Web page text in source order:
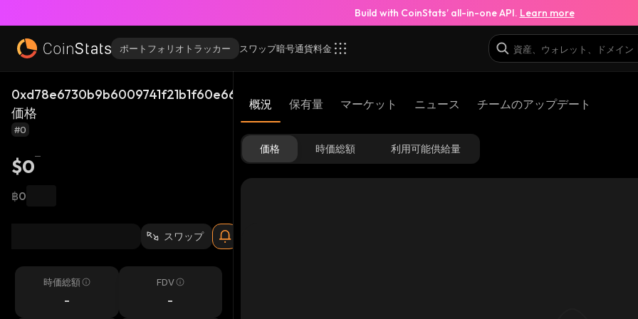
Build with CoinStats’ all-in-one API. Learn more
ポートフォリオトラッカー スワップ暗号通貨料金
0xd78e6730b9b6009741f21b1f60e66bd27e6963ed_binance_smart
価格
#0
$0
฿0
スワップ
時価総額
-
FDV
-
概況 保有量 マーケット ニュース チームのアップデート
価格 時価総額 利用可能供給量